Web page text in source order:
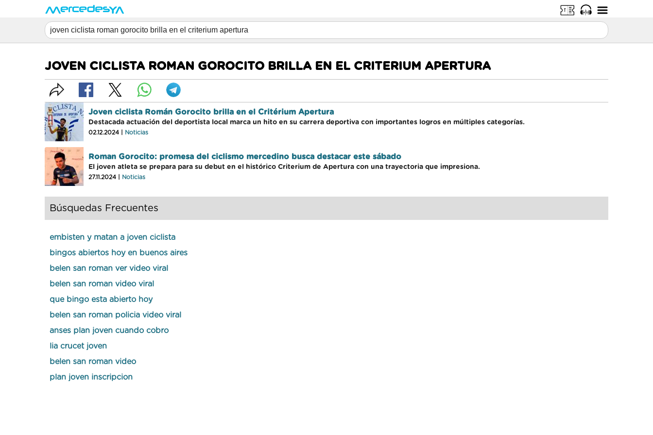
JOVEN CICLISTA ROMAN GOROCITO BRILLA EN EL CRITERIUM APERTURA
Joven ciclista Román Gorocito brilla en el Critérium Apertura
Destacada actuación del deportista local marca un hito en su carrera deportiva con importantes logros en múltiples categorías.
02.12.2024 | Noticias
Roman Gorocito: promesa del ciclismo mercedino busca destacar este sábado
El joven atleta se prepara para su debut en el histórico Criterium de Apertura con una trayectoria que impresiona.
27.11.2024 | Noticias
Búsquedas Frecuentes
embisten y matan a joven ciclista
bingos abiertos hoy en buenos aires
belen san roman ver video viral
belen san roman video viral
que bingo esta abierto hoy
belen san roman policia video viral
anses plan joven cuando cobro
lia crucet joven
belen san roman video
plan joven inscripcion